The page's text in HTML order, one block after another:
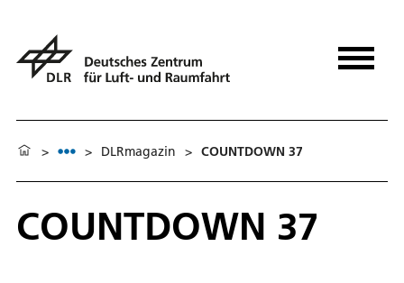
> > DLRmagazin > COUNTDOWN 37
COUNTDOWN 37